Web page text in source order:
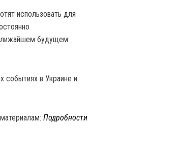
использовать для
будущем
событиях в Украине и
Подробности